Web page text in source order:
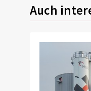
Auch